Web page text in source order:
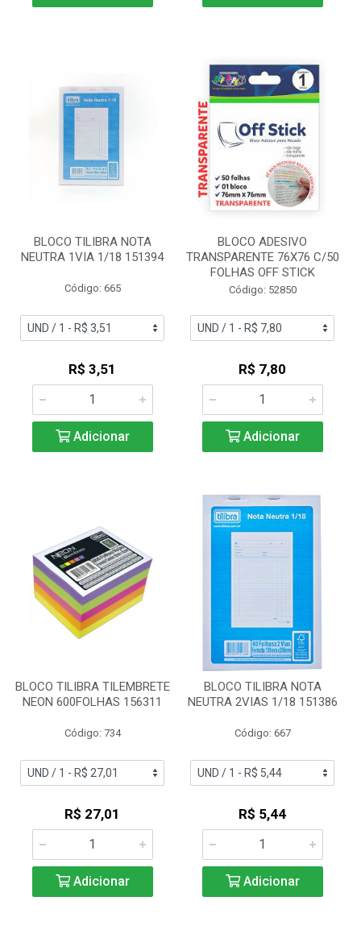
BLOCO TILIBRA NOTA
NEUTRA 1VIA 1/18 151394
Código: 665
R$ 3,51
Adicionar
BLOCO ADESIVO
TRANSPARENTE 76X76 C/50
FOLHAS OFF STICK
Código: 52850
R$ 7,80
Adicionar
BLOCO TILIBRA TILEMBRETE
NEON 600FOLHAS 156311
Código: 734
R$ 27,01
Adicionar
BLOCO TILIBRA NOTA
NEUTRA 2VIAS 1/18 151386
Código: 667
R$ 5,44
Adicionar